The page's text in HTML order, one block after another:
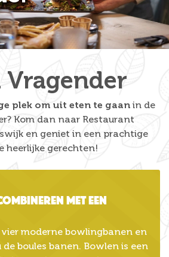
plek om uit eten te gaan in de
Kom dan naar Restaurant
en geniet in een prachtige
heerlijke gerechten!
met een
vier moderne bowlingbanen en
boules banen. Bowlen is een